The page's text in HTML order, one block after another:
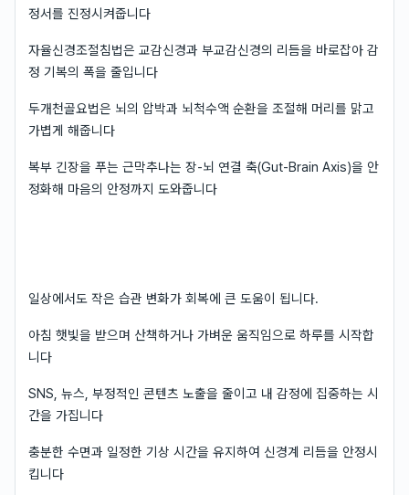
정서를 진정시켜줍니다
자율신경조절침법은 교감신경과 부교감신경의 리듬을 바로잡아 감
정 기복의 폭을 줄입니다
두개천골요법은 뇌의 압박과 뇌척수액 순환을 조절해 머리를 맑고
가볍게 해줍니다
복부 긴장을 푸는 근막추나는 장-뇌 연결 축(Gut-Brain Axis)을 안
정화해 마음의 안정까지 도와줍니다
일상에서도 작은 습관 변화가 회복에 큰 도움이 됩니다.
아침 햇빛을 받으며 산책하거나 가벼운 움직임으로 하루를 시작합
니다
SNS, 뉴스, 부정적인 콘텐츠 노출을 줄이고 내 감정에 집중하는 시
간을 가집니다
충분한 수면과 일정한 기상 시간을 유지하여 신경계 리듬을 안정시
킵니다